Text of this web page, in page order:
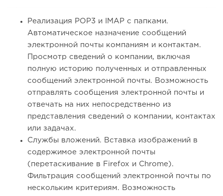
Реализация POP3 и IMAP с папками.
Автоматическое назначение сообщений
электронной почты компаниям и контактам.
Просмотр сведений о компании, включая
полную историю полученных и отправленных
сообщений электронной почты. Возможность
отправлять сообщения электронной почты и
отвечать на них непосредственно из
представления сведений о компании, контактах
или задачах.
Службы вложений. Вставка изображений в
содержимое электронной почты
(перетаскивание в Firefox и Chrome).
Фильтрация сообщений электронной почты по
нескольким критериям. Возможность